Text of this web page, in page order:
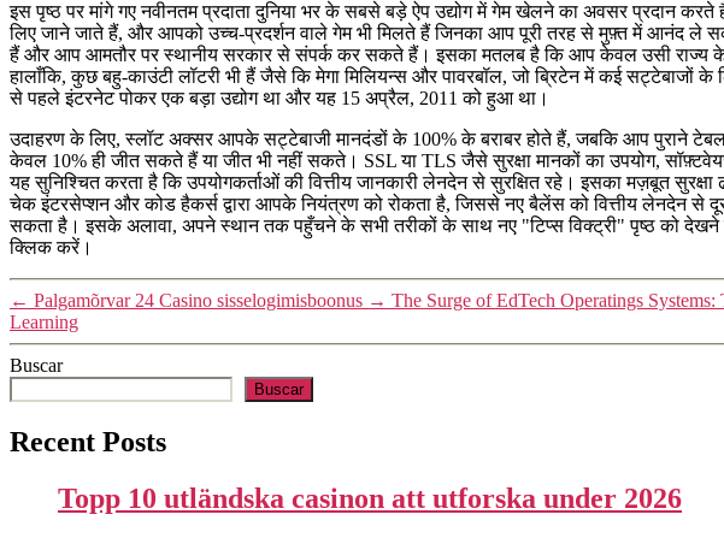
इस पृष्ठ पर मांगे गए नवीनतम प्रदाता दुनिया भर के सबसे बड़े ऐप उद्योग में गेम खेलने का अवसर प्रदान
लिए जाने जाते हैं, और आपको उच्च-प्रदर्शन वाले गेम भी मिलते हैं जिनका आप पूरी तरह से मुफ़्त में आनंद ले
हैं और आप आमतौर पर स्थानीय सरकार से संपर्क कर सकते हैं। इसका मतलब है कि आप केवल उसी
हालाँकि, कुछ बहु-काउंटी लॉटरी भी हैं जैसे कि मेगा मिलियन्स और पावरबॉल, जो ब्रिटेन में कई
से पहले इंटरनेट पोकर एक बड़ा उद्योग था और यह 15 अप्रैल, 2011 को हुआ था।
उदाहरण के लिए, स्लॉट अक्सर आपके सट्टेबाजी मानदंडों के 100% के बराबर होते हैं, जबकि आप पुराने
केवल 10% ही जीत सकते हैं या जीत भी नहीं सकते। SSL या TLS जैसे सुरक्षा मानकों का उपयोग,
यह सुनिश्चित करता है कि उपयोगकर्ताओं की वित्तीय जानकारी लेनदेन से सुरक्षित रहे। इसका मज़बूत सुरक्षा
चेक इंटरसेप्शन और कोड हैकर्स द्वारा आपके नियंत्रण को रोकता है, जिससे नए बैलेंस को वित्तीय लेनदेन से
सकता है। इसके अलावा, अपने स्थान तक पहुँचने के सभी तरीकों के साथ नए "टिप्स विक्ट्री" पृष्ठ को देखने
क्लिक करें।
← Palgamõrvar 24 Casino sisselogimisboonus → The Surge of EdTech Operatings
Learning
Buscar
Buscar
Recent Posts
Topp 10 utländska casinon att utforska under 2026